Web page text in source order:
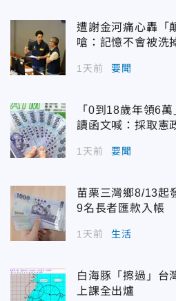
遭謝金河痛心轟「
嗆：記憶不會被洗
1天前 要聞
「0到18歲年領6
讀函文喊：採取憲
1天前 要聞
苗栗三灣鄉8/13
9名長者匯款入帳
1天前 生活
白海豚「擦過」台
上課全出爐